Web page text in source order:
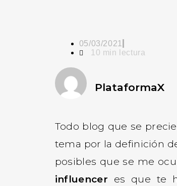
05/03/2021
10 min lectura
PlataformaX
Todo blog que se
tema por la definición
posibles que se me
influencer es que te